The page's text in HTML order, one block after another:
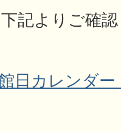
記よりご確
日カレンダー